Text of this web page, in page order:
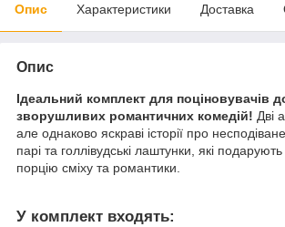
Опис Характеристики Доставка
Опис
Ідеальний комплект для поціновувачів
зворушливих романтичних комедій! Дві
але однаково яскраві історії про
парі та голлівудські лаштунки, які
порцію сміху та романтики.
У комплект входять: